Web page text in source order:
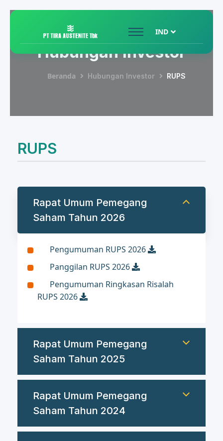
IND
Hubungan Investor
Beranda Hubungan Investor RUPS
RUPS
Rapat Umum Pemegang
Saham Tahun 2026
Pengumuman RUPS 2026
Panggilan RUPS 2026
Pengumuman Ringkasan Risalah
RUPS 2026
Rapat Umum Pemegang
Saham Tahun 2025
Rapat Umum Pemegang
Saham Tahun 2024